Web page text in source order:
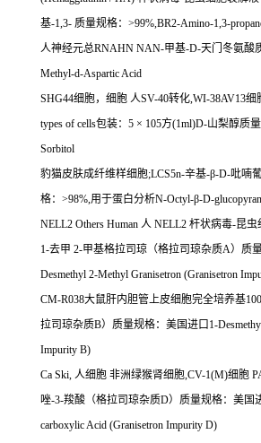
基-1,3- 质量规格： >99%,BR2-Amino-1,3-
人神经元总RNAHN NAN-甲基-D-天门冬氨酸
Methyl-d-Aspartic Acid
SHG44细胞，细胞 人SV-40转化,WI-38AV13细
types of cells包装： 5 × 105方(1ml)D-山梨醇质量
Sorbitol
豹猫皮肤成纤维样细胞;LCS5n-辛基-β-D-吡喃
格： >98%,用于蛋白分析N-Octyl-β-D-
NELL2 Others Human 人 NELL2 杆状病毒-昆虫
1-去甲 2-甲基格拉司琼（格拉司琼杂质A）质
Desmethyl 2-Methyl Granisetron (Granisetron
CM-R038大鼠肝内胆管上皮细胞完全培养基
拉司琼杂质B）质量规格：美国进口 1-
Impurity B)
Ca Ski, 人细胞 非洲绿猴肾细胞,CV-1(M)细胞
唑-3-羧酸（格拉司琼杂质D）质量规格：美国
carboxylic Acid (Granisetron Impurity D)